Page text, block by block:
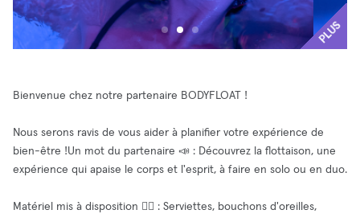
PLUS
Bienvenue chez notre partenaire BODYFLOAT !
Nous serons ravis de vous aider à planifier votre expérience de
bien-être !Un mot du partenaire 📣 : Découvrez la flottaison, une
expérience qui apaise le corps et l'esprit, à faire en solo ou en duo.
Matériel mis à disposition 🧘‍♂️ : Serviettes, bouchons d'oreilles,